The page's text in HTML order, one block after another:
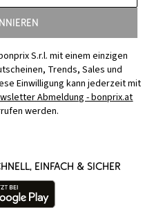
S.r.l. mit einem einzigen
Trends, Sales und
Einwilligung kann jederzeit mit
Abmeldung - bonprix.at
werden.
einfach & sicher